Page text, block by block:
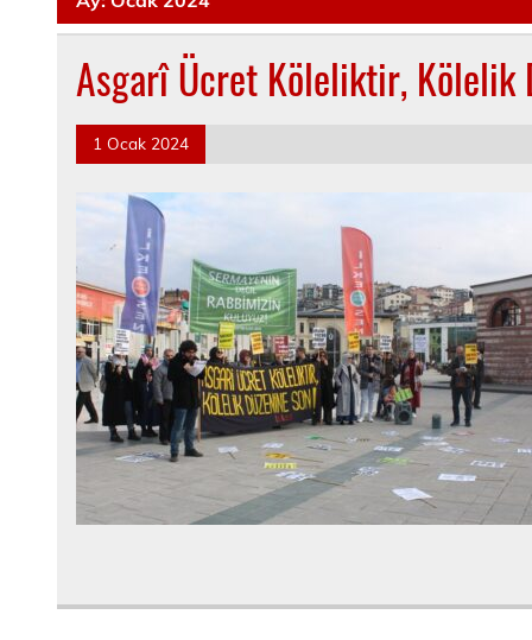
Asgarî Ücret Köleliktir, Kölelik
1 Ocak 2024